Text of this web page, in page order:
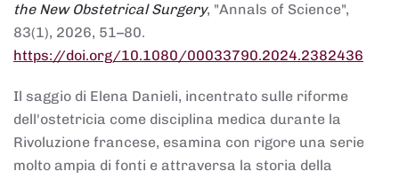
the New Obstetrical Surgery, "Annals of Science",
83(1), 2026, 51–80.
https://doi.org/10.1080/00033790.2024.2382436
Il saggio di Elena Danieli, incentrato sulle riforme
dell'ostetricia come disciplina medica durante la
Rivoluzione francese, esamina con rigore una serie
molto ampia di fonti e attraversa la storia della